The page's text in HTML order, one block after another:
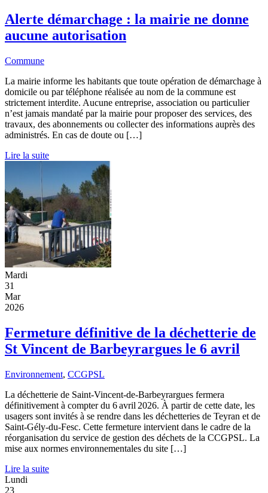
Alerte démarchage : la mairie ne donne
aucune autorisation
Commune
La mairie informe les habitants que toute opération de démarchage à
domicile ou par téléphone réalisée au nom de la commune est
strictement interdite. Aucune entreprise, association ou particulier
n’est jamais mandaté par la mairie pour proposer des services, des
travaux, des abonnements ou collecter des informations auprès des
administrés. En cas de doute ou […]
Lire la suite
Mardi
31
Mar
2026
Fermeture définitive de la déchetterie de
St Vincent de Barbeyrargues le 6 avril
Environnement, CCGPSL
La déchetterie de Saint-Vincent-de-Barbeyrargues fermera
définitivement à compter du 6 avril 2026. À partir de cette date, les
usagers sont invités à se rendre dans les déchetteries de Teyran et de
Saint-Gély-du-Fesc. Cette fermeture intervient dans le cadre de la
réorganisation du service de gestion des déchets de la CCGPSL. La
mise aux normes environnementales du site […]
Lire la suite
Lundi
23